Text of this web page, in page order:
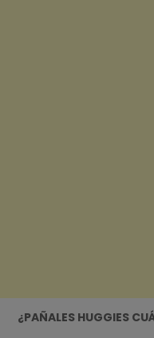
¿PAÑALES HUGGIES